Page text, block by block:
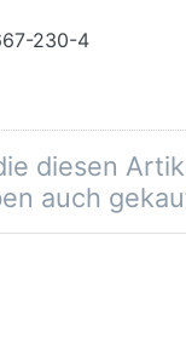
230-4
diesen
auch